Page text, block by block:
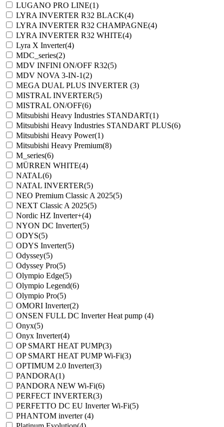
LUGANO PRO LINE(1)
LYRA INVERTER R32 BLACK(4)
LYRA INVERTER R32 CHAMPAGNE(4)
LYRA INVERTER R32 WHITE(4)
Lyra X Inverter(4)
MDC_series(2)
MDV INFINI ON/OFF R32(5)
MDV NOVA 3-IN-1(2)
MEGA DUAL PLUS INVERTER (3)
MISTRAL INVERTER(5)
MISTRAL ON/OFF(6)
Mitsubishi Heavy Industries STANDART(1)
Mitsubishi Heavy Industries STANDART PLUS(6)
Mitsubishi Heavy Power(1)
Mitsubishi Heavy Premium(8)
M_series(6)
MÜRREN WHITE(4)
NATAL(6)
NATAL INVERTER(5)
NEO Premium Classic A 2025(5)
NEXT Classic A 2025(5)
Nordic HZ Inverter+(4)
NYON DC Inverter(5)
ODYS(5)
ODYS Inverter(5)
Odyssey(5)
Odyssey Pro(5)
Olympio Edge(5)
Olympio Legend(6)
Olympio Pro(5)
OMORI Inverter(2)
ONSEN FULL DC Inverter Heat pump (4)
Onyx(5)
Onyx Inverter(4)
OP SMART HEAT PUMP(3)
OP SMART HEAT PUMP Wi-Fi(3)
OPTIMUM 2.0 Inverter(3)
PANDORA(1)
PANDORA NEW Wi-Fi(6)
PERFECT INVERTER(3)
PERFETTO DC EU Inverter Wi-Fi(5)
PHANTOM inverter(4)